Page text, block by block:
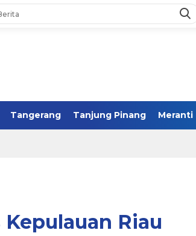
Tangerang Tanjung Pinang Meranti
Riau